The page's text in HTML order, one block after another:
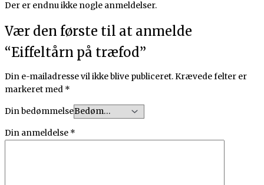
Der er endnu ikke nogle anmeldelser.
Vær den første til at anmelde
“Eiffeltårn på træfod”
Din e-mailadresse vil ikke blive publiceret.Krævede felter er
markeret med *
Din bedømmelse
Din anmeldelse *